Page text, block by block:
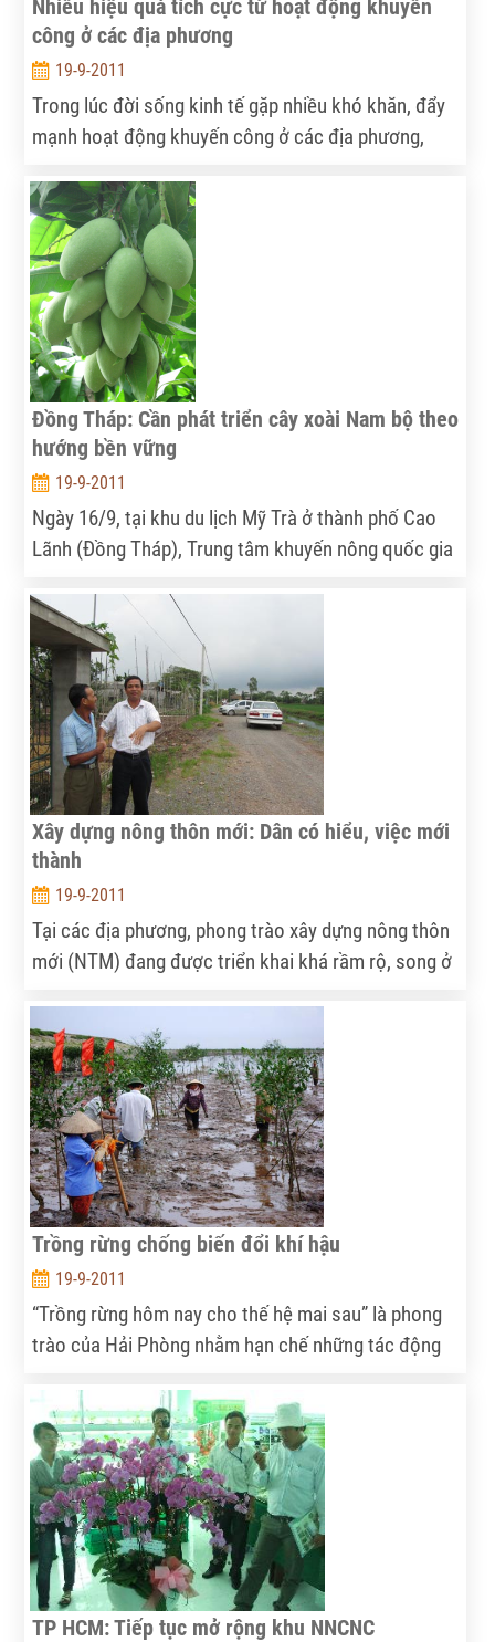
Nhiều hiệu quả tích cực từ hoạt động khuyến
công ở các địa phương
19-9-2011
Trong lúc đời sống kinh tế gặp nhiều khó khăn, đẩy
mạnh hoạt động khuyến công ở các địa phương,
trọng, góp phần tạo công ăn việc làm và cải thiện
đáng kể đời sống người lao động. Ở nhiều địa
phương, mô hình khuyến công đã mang lại nhiều
hiệu quả thiết thực.
Đồng Tháp: Cần phát triển cây xoài Nam bộ theo
hướng bền vững
19-9-2011
Ngày 16/9, tại khu du lịch Mỹ Trà ở thành phố Cao
Lãnh (Đồng Tháp), Trung tâm khuyến nông quốc gia
thôn tỉnh Đồng Tháp tổ chức Diễn đàn khuyến nông
@ nông nghiệp lần thứ 9 với chuyên đề Phát triển
cây xoài Nam bộ theo hướng bền vững.
Xây dựng nông thôn mới: Dân có hiểu, việc mới
thành
19-9-2011
Tại các địa phương, phong trào xây dựng nông thôn
mới (NTM) đang được triển khai khá rầm rộ, song ở
NTM.
Trồng rừng chống biến đổi khí hậu
19-9-2011
“Trồng rừng hôm nay cho thế hệ mai sau” là phong
trào của Hải Phòng nhằm hạn chế những tác động
Quốc tế về rừng 2011.
TP HCM: Tiếp tục mở rộng khu NNCNC